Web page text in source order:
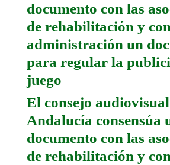
documento con las
de rehabilitación y
administración un
para regular la
juego
El consejo
Andalucía consensúa
documento con las
de rehabilitación y